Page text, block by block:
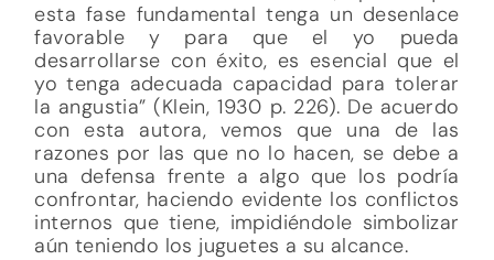
esta fase fundamental tenga un desenlace
favorable y para que el yo pueda
desarrollarse con éxito, es esencial que el
yo tenga adecuada capacidad para tolerar
la angustia” (Klein, 1930 p. 226). De acuerdo
con esta autora, vemos que una de las
razones por las que no lo hacen, se debe a
una defensa frente a algo que los podría
confrontar, haciendo evidente los conflictos
internos que tiene, impidiéndole simbolizar
aún teniendo los juguetes a su alcance.